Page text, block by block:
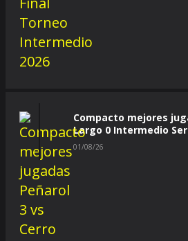
Compacto mejores
Largo 0 Intermedio
01/08/26